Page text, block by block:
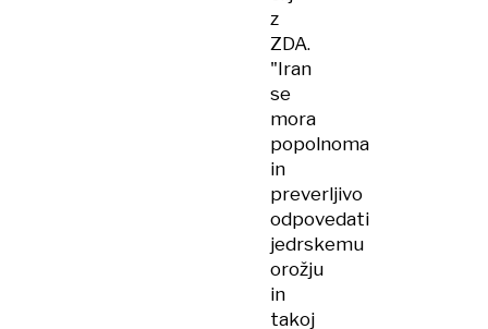
z
ZDA.
"Iran
se
mora
popolnoma
in
preverljivo
odpovedati
jedrskemu
orožju
in
takoj